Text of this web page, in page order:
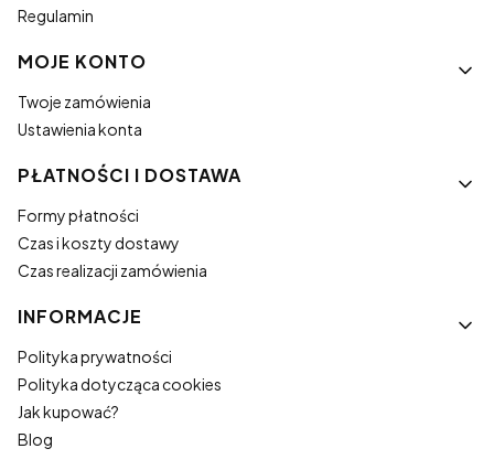
Regulamin
MOJE KONTO
Twoje zamówienia
Ustawienia konta
PŁATNOŚCI I DOSTAWA
Formy płatności
Czas i koszty dostawy
Czas realizacji zamówienia
INFORMACJE
Polityka prywatności
Polityka dotycząca cookies
Jak kupować?
Blog